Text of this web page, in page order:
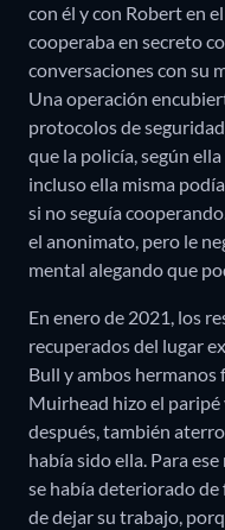
con él y con Robert en
cooperaba en secreto
conversaciones con su
Una operación
protocolos de
que la policía, según
incluso ella misma
si no seguía
el anonimato, pero le
mental alegando que
En enero de 2021, los
recuperados del lugar
Bull y ambos
Muirhead hizo el paripé
después, también
había sido ella. Para
se había deteriorado
de dejar su trabajo,